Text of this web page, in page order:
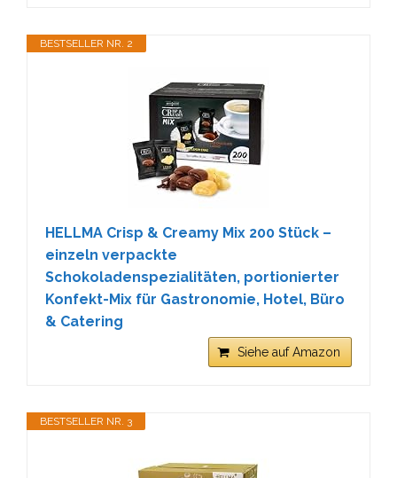
BESTSELLER NR. 2
HELLMA Crisp & Creamy Mix 200 Stück –
einzeln verpackte
Schokoladenspezialitäten, portionierter
Konfekt-Mix für Gastronomie, Hotel, Büro
& Catering
Siehe auf Amazon
BESTSELLER NR. 3